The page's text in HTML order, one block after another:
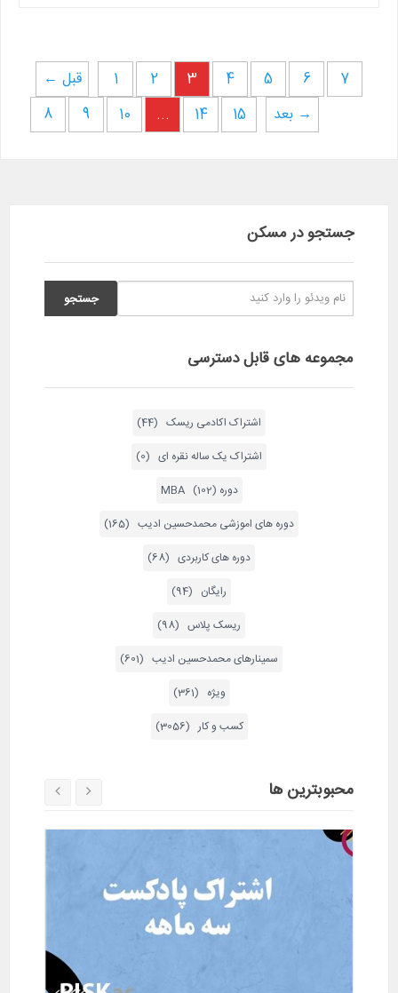
← قبل 1 2 3 4 5 6
7
8
9 10 ... 14 15 بعد →
جستجو در مسکن
مجموعه های قابل دسترسی
اشتراک اکادمی ریسک (44)
اشتراک یک ساله نقره ای (0)
دوره MBA (102)
دوره های اموزشی محمدحسین ادیب (165)
دوره های کاربردی (68)
رایگان (94)
ریسک پلاس (98)
سمینارهای محمدحسین ادیب (601)
ویژه (361)
کسب و کار (3056)
محبوبترین ها